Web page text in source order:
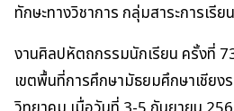
ทักษะทางวิชาการ กลุ่มสาระการเรี
งานศิลปหัตถกรรมนักเรียน ครั้งที่
เขตพื้นที่การศึกษามัธยมศึกษาเชียง